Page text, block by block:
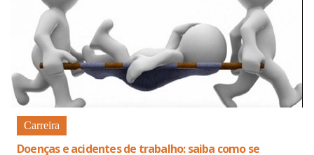
Carreira
Doenças e acidentes de trabalho: saiba como se